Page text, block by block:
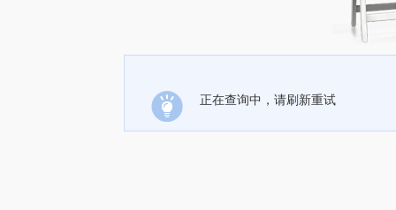
正在查询中，请刷新重试